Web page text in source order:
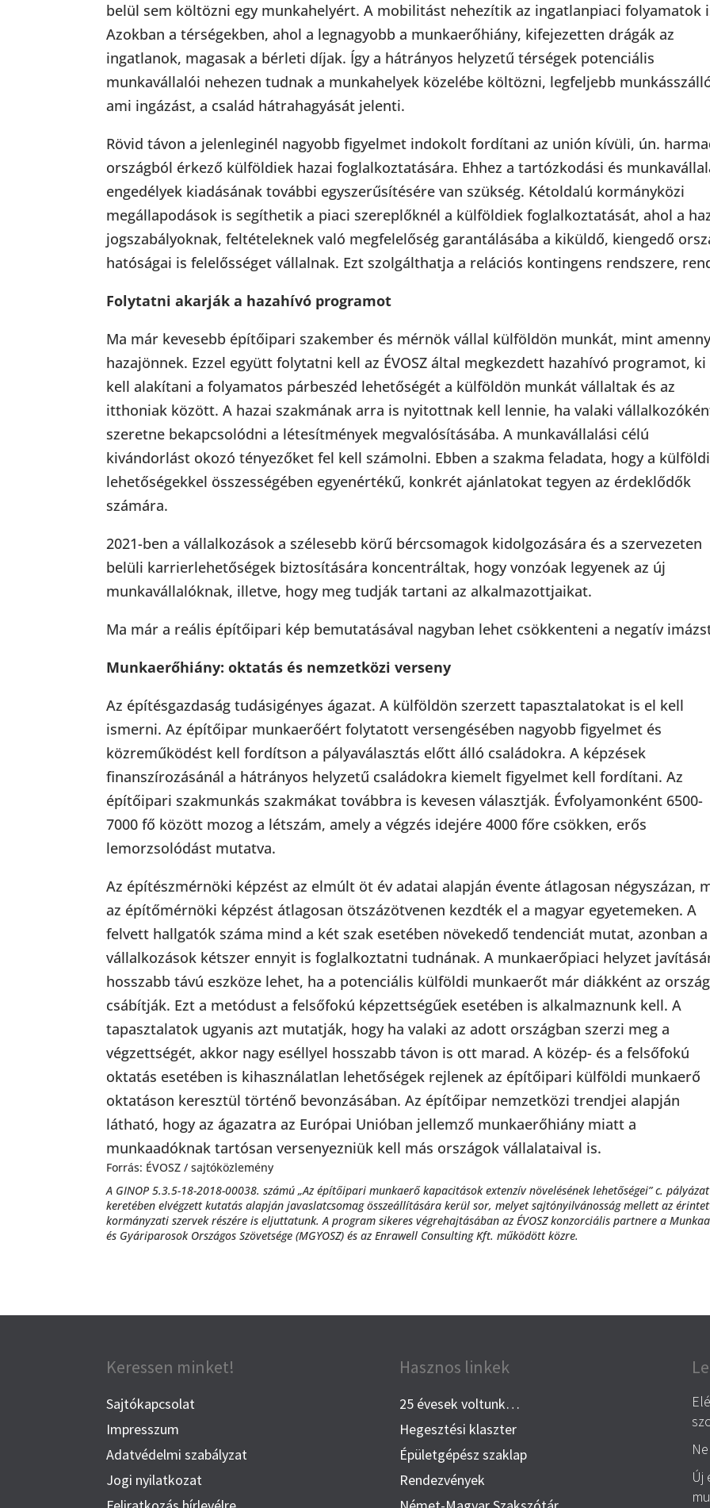
belül sem költözni egy munkahelyért. A mobilitást nehezítik az ingatlanpiaci folyamatok
Azokban a térségekben, ahol a legnagyobb a munkaerőhiány, kifejezetten drágák az
ingatlanok, magasak a bérleti díjak. Így a hátrányos helyzetű térségek potenciális
munkavállalói nehezen tudnak a munkahelyek közelébe költözni, legfeljebb
ami ingázást, a család hátrahagyását jelenti.
Rövid távon a jelenleginél nagyobb figyelmet indokolt fordítani az unión kívüli, ún.
országból érkező külföldiek hazai foglalkoztatására. Ehhez a tartózkodási és
engedélyek kiadásának további egyszerűsítésére van szükség. Kétoldalú kormányközi
megállapodások is segíthetik a piaci szereplőknél a külföldiek foglalkoztatását, ahol a
jogszabályoknak, feltételeknek való megfelelőség garantálásába a kiküldő, kiengedő
hatóságai is felelősséget vállalnak. Ezt szolgálthatja a relációs kontingens rendszere,
Folytatni akarják a hazahívó programot
Ma már kevesebb építőipari szakember és mérnök vállal külföldön munkát, mint
hazajönnek. Ezzel együtt folytatni kell az ÉVOSZ által megkezdett hazahívó programot, ki
kell alakítani a folyamatos párbeszéd lehetőségét a külföldön munkát vállaltak és az
itthoniak között. A hazai szakmának arra is nyitottnak kell lennie, ha valaki
szeretne bekapcsolódni a létesítmények megvalósításába. A munkavállalási célú
kivándorlást okozó tényezőket fel kell számolni. Ebben a szakma feladata, hogy a külföldi
lehetőségekkel összességében egyenértékű, konkrét ajánlatokat tegyen az érdeklődők
számára.
2021-ben a vállalkozások a szélesebb körű bércsomagok kidolgozására és a szervezeten
belüli karrierlehetőségek biztosítására koncentráltak, hogy vonzóak legyenek az új
munkavállalóknak, illetve, hogy meg tudják tartani az alkalmazottjaikat.
Ma már a reális építőipari kép bemutatásával nagyban lehet csökkenteni a negatív
Munkaerőhiány: oktatás és nemzetközi verseny
Az építésgazdaság tudásigényes ágazat. A külföldön szerzett tapasztalatokat is el kell
ismerni. Az építőipar munkaerőért folytatott versengésében nagyobb figyelmet és
közreműködést kell fordítson a pályaválasztás előtt álló családokra. A képzések
finanszírozásánál a hátrányos helyzetű családokra kiemelt figyelmet kell fordítani. Az
építőipari szakmunkás szakmákat továbbra is kevesen választják. Évfolyamonként 6500-
7000 fő között mozog a létszám, amely a végzés idejére 4000 főre csökken, erős
lemorzsolódást mutatva.
Az építészmérnöki képzést az elmúlt öt év adatai alapján évente átlagosan négyszázan,
az építőmérnöki képzést átlagosan ötszázötvenen kezdték el a magyar egyetemeken. A
felvett hallgatók száma mind a két szak esetében növekedő tendenciát mutat, azonban a
vállalkozások kétszer ennyit is foglalkoztatni tudnának. A munkaerőpiaci helyzet
hosszabb távú eszköze lehet, ha a potenciális külföldi munkaerőt már diákként az
csábítják. Ezt a metódust a felsőfokú képzettségűek esetében is alkalmaznunk kell. A
tapasztalatok ugyanis azt mutatják, hogy ha valaki az adott országban szerzi meg a
végzettségét, akkor nagy eséllyel hosszabb távon is ott marad. A közép- és a felsőfokú
oktatás esetében is kihasználatlan lehetőségek rejlenek az építőipari külföldi munkaerő
oktatáson keresztül történő bevonzásában. Az építőipar nemzetközi trendjei alapján
látható, hogy az ágazatra az Európai Unióban jellemző munkaerőhiány miatt a
munkaadóknak tartósan versenyezniük kell más országok vállalataival is.
Forrás: ÉVOSZ / sajtóközlemény
A GINOP 5.3.5-18-2018-00038. számú „Az építőipari munkaerő kapacitások extenzív növelésének lehetőségei” c. pályázat
keretében elvégzett kutatás alapján javaslatcsomag összeállítására kerül sor, melyet sajtónyilvánosság mellett az
kormányzati szervek részére is eljuttatunk. A program sikeres végrehajtásában az ÉVOSZ konzorciális partnere a
és Gyáriparosok Országos Szövetsége (MGYOSZ) és az Enrawell Consulting Kft. működött közre.
Keressen minket!
Sajtókapcsolat
Impresszum
Adatvédelmi szabályzat
Jogi nyilatkozat
Hasznos linkek
25 évesek voltunk…
Hegesztési klaszter
Épületgépész szaklap
Rendezvények
Új